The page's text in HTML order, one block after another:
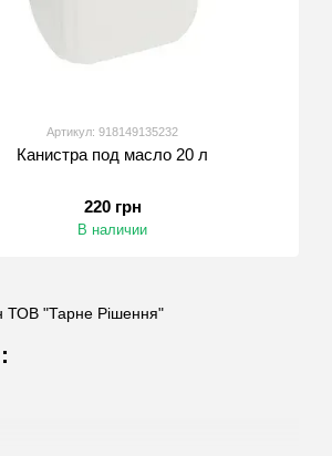
ТОВ "Тарне Рішення"
Артикул: 918149135232
Канистра под масло 20 л
220 грн
В наличии